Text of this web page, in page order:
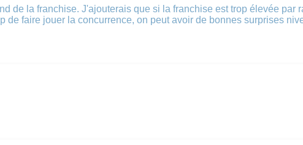
de la franchise. J'ajouterais que si la franchise est trop élevée
de faire jouer la concurrence, on peut avoir de bonnes surprises